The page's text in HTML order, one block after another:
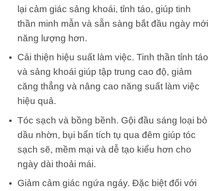
lại cảm giác sảng khoái, tỉnh táo, giúp tinh
thần minh mẫn và sẵn sàng bắt đầu ngày mới
năng lượng hơn.
Cải thiện hiệu suất làm việc. Tinh thần tỉnh táo
và sảng khoái giúp tập trung cao độ, giảm
căng thẳng và nâng cao năng suất làm việc
hiệu quả.
Tóc sạch và bồng bềnh. Gội đầu sáng loại bỏ
dầu nhờn, bụi bẩn tích tụ qua đêm giúp tóc
sạch sẽ, mềm mại và dễ tạo kiểu hơn cho
ngày dài thoải mái.
Giảm cảm giác ngứa ngáy. Đặc biệt đối với